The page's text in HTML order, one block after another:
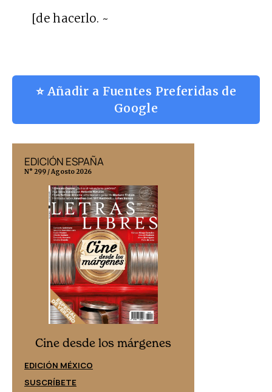
[de hacerlo. ~
⭐ Añadir a Fuentes Preferidas de
Google
EDICIÓN ESPAÑA
N° 299 / Agosto 2026
Cine desde los márgenes
EDICIÓN MÉXICO
SUSCRÍBETE